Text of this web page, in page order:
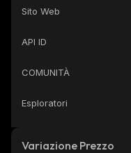
Sito Web
API ID
COMUNITÀ
Esploratori
Variazione Prezzo